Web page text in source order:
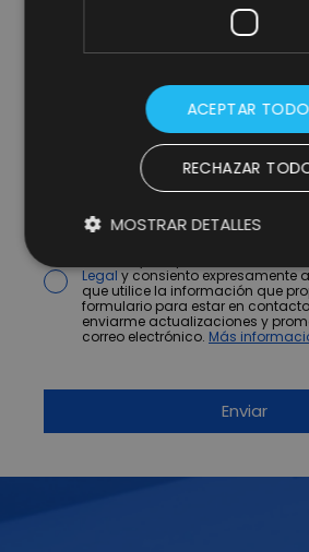
* campos obligatorios.
Legaly consiento expresamente
que utilice la información que
formulario para estar en
enviarme actualizaciones y
correo electrónico. Más
ACEPTAR TODO
RECHAZAR
MOSTRAR DETALLES